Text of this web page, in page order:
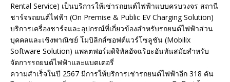
Rental Service) เป็นบริการให้เช่ารถยนต์ไฟฟ้าแบบครบวงจร สถานี
ชาร์จรถยนต์ไฟฟ้า (On Premise & Public EV Charging Solution)
บริการเครื่องชาร์จและอุปกรณ์ที่เกี่ยวข้องสำหรับรถยนต์ไฟฟ้าส่วน
บุคคลและเชิงพาณิชย์ โมบิลิกส์ซอฟต์แวร์โซลูชัน (Mobilix
Software Solution) แพลตฟอร์มดิจิทัลอัจฉริยะอันทันสมัยสำหรับ
จัดการรถยนต์ไฟฟ้าและแบตเตอรี่
ความสำเร็จในปี 2567 มีการให้บริการเช่ารถยนต์ไฟฟ้าอีก 318 คัน